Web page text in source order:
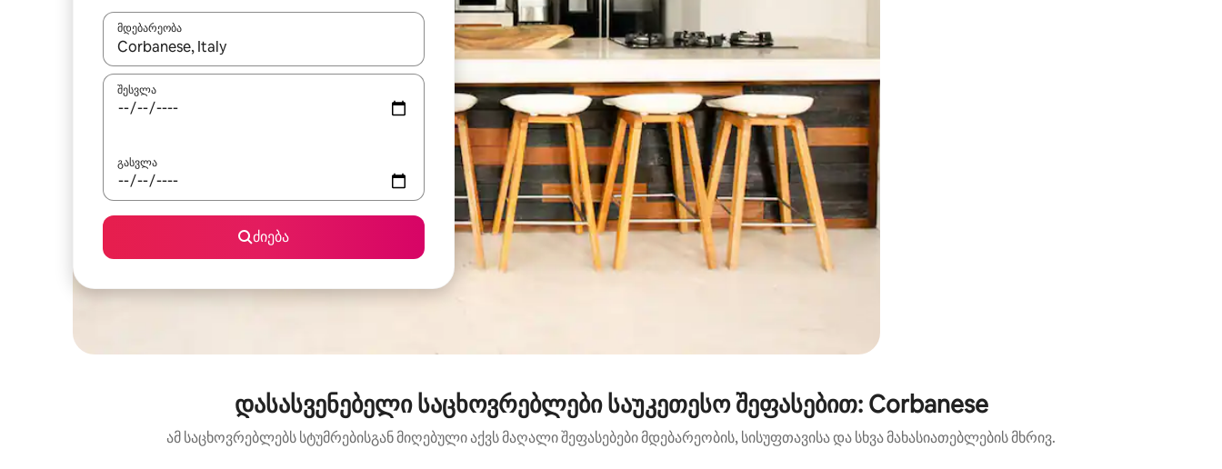
მდებარეობა
როცა შედეგები ხელმისაწვდომი გახდება, ნავიგაციისთვის გამოიყენეთ კლავიშები ზემოთ/ქვემოთ მიმართული ისრებით ან შეხებისა თუ თითის გასმის ჟესტები.
შესვლა
გასვლა
ძიება
დასასვენებელი საცხოვრებლები საუკეთესო შეფასებით: Corbanese
ამ საცხოვრებლებს სტუმრებისგან მიღებული აქვს მაღალი შეფასებები მდებარეობის, სისუფთავისა და სხვა მახასიათებლების მხრივ.